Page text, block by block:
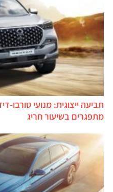
תביעה ייצוגית: מנועי טורבו-
מתפגרים בשיעור חריג